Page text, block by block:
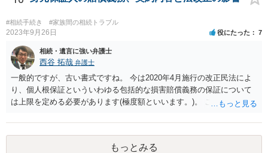
めて、弁護士見解を確認等するためによく打ち合わせた方がよいと思
います。単に面倒臭いということで書面提出をしないということであ
れば、当該弁護士との委任関係を修了した上で、貴方のほうで書面提
出することを検討なさった方がよいでしょう。
#相続手続き #家族間の相続トラブル
2023年9月26日 役にたった 7
相続・遺言に強い弁護士
西谷 拓哉 弁護士
一般的ですが、古い書式ですね。 今は2020年4月施行の改正民法によ
り、個人根保証といういわゆる包括的な損害賠償義務の保証について
は上限を定める必要があります(極度額といいます。)。 この書式にサ
り、会社側は請求できない可能性が高そうです。
もっとみる